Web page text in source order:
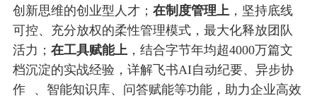
创新思维的创业型人才； 在制度管理上，坚持底线
可控、充分放权的柔性管理模式，最大化释放团队
活力； 在工具赋能上，结合字节年均超4000万篇文
档沉淀的实战经验，详解飞书AI自动纪要、 异步协
作
、智能知识库、问答赋能等功能，助力企业高效